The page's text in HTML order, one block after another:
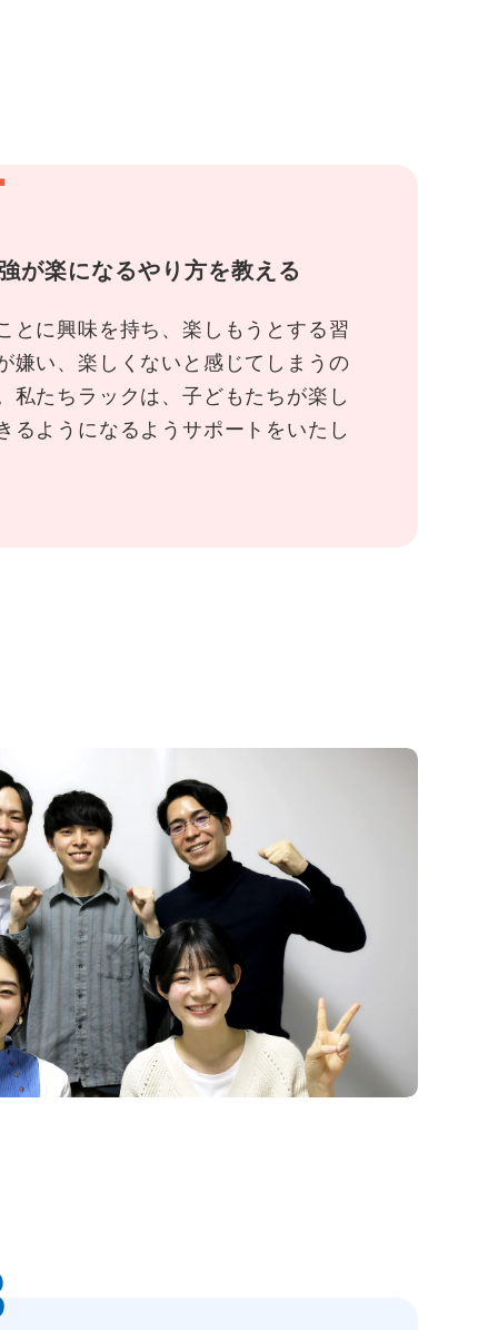
が楽になるやり方を教える
とに興味を持ち、楽しもうとする習
嫌い、楽しくないと感じてしまうの
私たちラックは、子どもたちが楽し
るようになるようサポートをいたし